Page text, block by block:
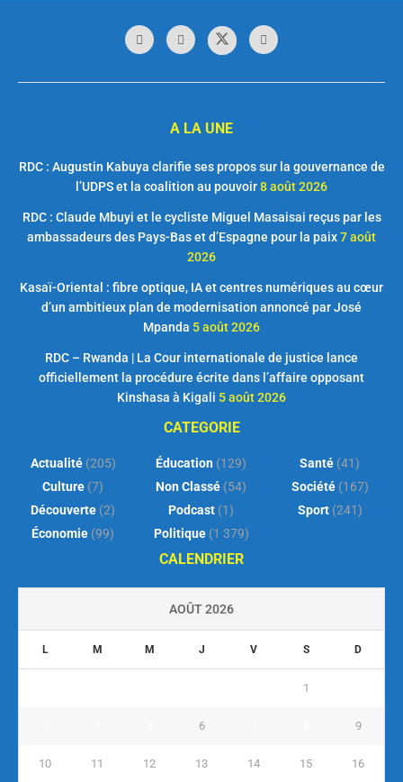
A LA UNE
RDC : Augustin Kabuya clarifie ses propos sur la gouvernance de
l’UDPS et la coalition au pouvoir8 août 2026
RDC : Claude Mbuyi et le cycliste Miguel Masaisai reçus par les
ambassadeurs des Pays-Bas et d’Espagne pour la paix7 août
2026
Kasaï-Oriental : fibre optique, IA et centres numériques au cœur
d’un ambitieux plan de modernisation annoncé par José
Mpanda 5 août 2026
RDC – Rwanda | La Cour internationale de justice lance
officiellement la procédure écrite dans l’affaire opposant
Kinshasa à Kigali 5 août 2026
CATEGORIE
Actualité(205)
Culture (7)
Découverte (2)
Économie (99)
Éducation (129)
Non Classé (54)
Podcast (1)
Politique(1 379)
Santé (41)
Société(167)
Sport(241)
CALENDRIER
AOÛT 2026
L M M J V S D
1
6 9
10 11 12 13 14 15 16